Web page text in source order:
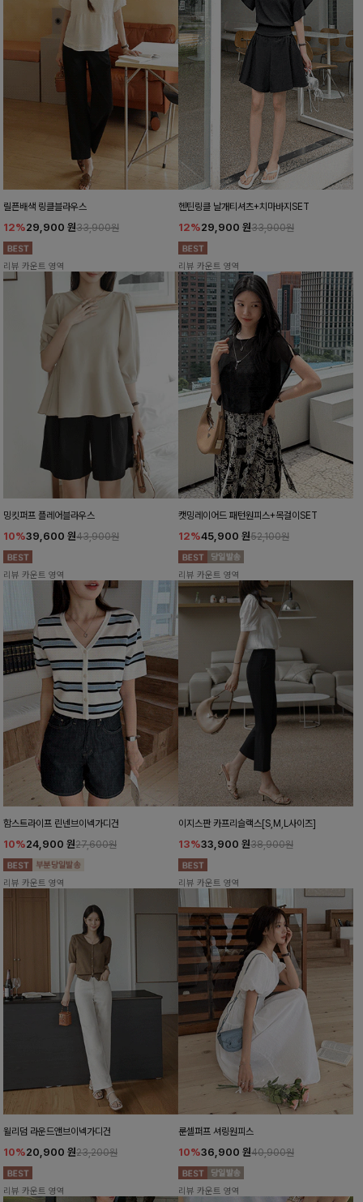
릴픈배색 링클블라우스
12%29,900 원33,900원
리뷰 카운트 영역
헨틴링클 날개티셔츠+치마바지SET
12%29,900 원33,900원
리뷰 카운트 영역
밍킷퍼프 플레어블라우스
10%39,600 원43,900원
리뷰 카운트 영역
캣밍레이어드 패턴원피스+목걸이SET
12%45,900 원52,100원
리뷰 카운트 영역
함스트라이프 린넨브이넥가디건
10%24,900 원27,600원
리뷰 카운트 영역
이지스판 카프리슬랙스[S,M,L사이즈]
13%33,900 원38,900원
리뷰 카운트 영역
윌리덤 라운드앤브이넥가디건
10%20,900 원23,200원
리뷰 카운트 영역
룬셀퍼프 셔링원피스
10%36,900 원40,900원
리뷰 카운트 영역